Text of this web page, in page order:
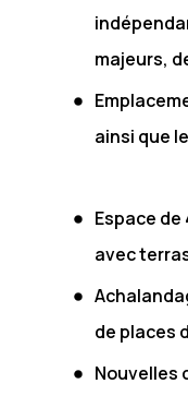
majeurs,
ainsi que
Espace de
avec
de places
Nouvelles